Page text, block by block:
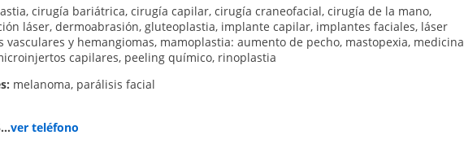
, cirugía bariátrica, cirugía capilar, cirugía craneofacial, cirugía de la mano,
láser, dermoabrasión, gluteoplastia, implante capilar, implantes faciales, láser
vasculares y hemangiomas, mamoplastia: aumento de pecho, mastopexia, medicina
capilares, peeling químico, rinoplastia
melanoma, parálisis facial
ver teléfono